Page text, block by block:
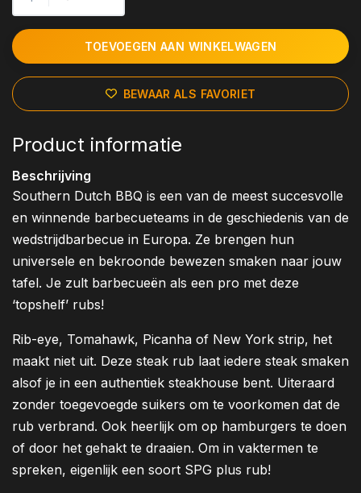
TOEVOEGEN AAN WINKELWAGEN
BEWAAR ALS FAVORIET
Product informatie
Beschrijving
Southern Dutch BBQ is een van de meest succesvolle
en winnende barbecueteams in de geschiedenis van de
wedstrijdbarbecue in Europa. Ze brengen hun
universele en bekroonde bewezen smaken naar jouw
tafel. Je zult barbecueën als een pro met deze
‘topshelf’ rubs!
Rib-eye, Tomahawk, Picanha of New York strip, het
maakt niet uit. Deze steak rub laat iedere steak smaken
alsof je in een authentiek steakhouse bent. Uiteraard
zonder toegevoegde suikers om te voorkomen dat de
rub verbrand. Ook heerlijk om op hamburgers te doen
of door het gehakt te draaien. Om in vaktermen te
spreken, eigenlijk een soort SPG plus rub!